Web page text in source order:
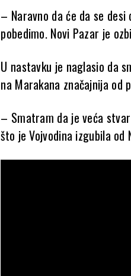
– Naravno da će da se
pobedimo. Novi Pazar je
U nastavku je naglasio da
na Marakana značajnija od
– Smatram da je veća
što je Vojvodina izgubila od